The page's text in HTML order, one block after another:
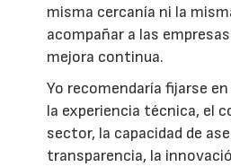
misma cercanía ni la
acompañar a las
mejora continua.
Yo recomendaría fijarse
la experiencia técnica, el
sector, la capacidad de
transparencia, la